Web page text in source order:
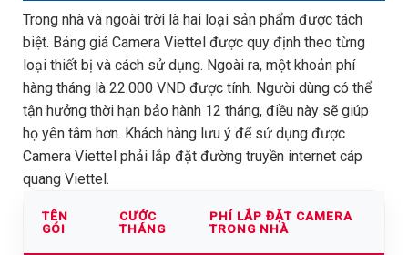
Trong nhà và ngoài trời là hai loại sản phẩm được tách
biệt. Bảng giá Camera Viettel được quy định theo từng
loại thiết bị và cách sử dụng. Ngoài ra, một khoản phí
hàng tháng là 22.000 VND được tính. Người dùng có thể
tận hưởng thời hạn bảo hành 12 tháng, điều này sẽ giúp
họ yên tâm hơn. Khách hàng lưu ý để sử dụng được
Camera Viettel phải lắp đặt đường truyền internet cáp
quang Viettel.
TÊN
GÓI
CƯỚC
THÁNG
PHÍ LẮP ĐẶT CAMERA
TRONG NHÀ